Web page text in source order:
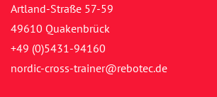
Artland-Straße 57-59
49610 Quakenbrück
+49 (0)5431-94160
nordic-cross-trainer@rebotec.de